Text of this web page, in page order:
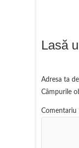
Lasă
Adresa ta
Câmpurile
Comentariu